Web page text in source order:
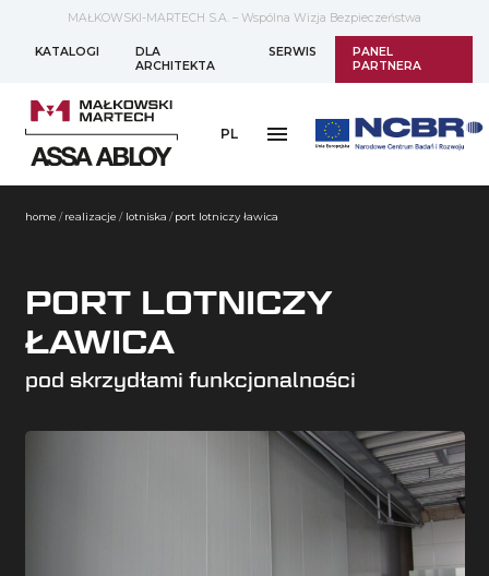
MAŁKOWSKI-MARTECH S.A. – Wspólna Wizja Bezpieczeństwa
KATALOGI
DLA
ARCHITEKTA
SERWIS
PANEL
PARTNERA
PL
home / realizacje / lotniska / port lotniczy ławica
PORT LOTNICZY
ŁAWICA
pod skrzydłami funkcjonalności